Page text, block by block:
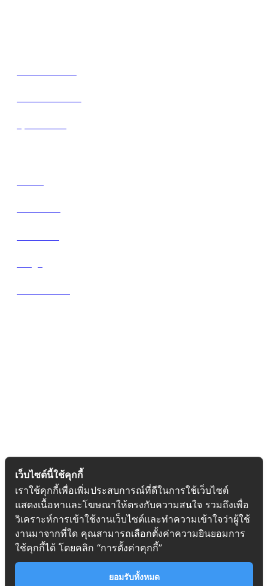
Tower Crane
Derrick Crane
Spare Part
Home
About Us
Blogs
Contact us
เว็บไซต์นี้ใช้คุกกี้
เราใช้คุกกี้เพื่อเพิ่มประสบการณ์ที่ดีในการใช้เว็บไซต์
แสดงเนื้อหาและโฆษณาให้ตรงกับความสนใจ รวมถึงเพื่อ
วิเคราะห์การเข้าใช้งานเว็บไซต์และทำความเข้าใจว่าผู้ใช้
งานมาจากที่ใด คุณสามารถเลือกตั้งค่าความยินยอมการ
ใช้คุกกี้ได้ โดยคลิก “การตั้งค่าคุกกี้”
ยอมรับทั้งหมด